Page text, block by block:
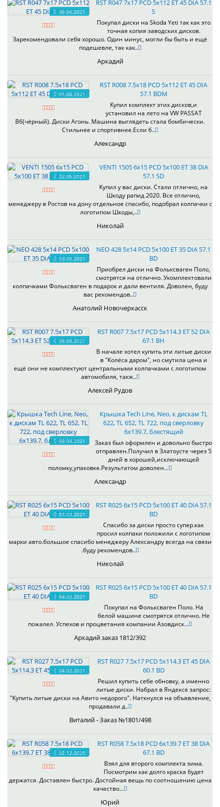
30.06.2021
RST R047 7x17 PCD 5x112 ET 45 DIA 57.1
S
Покупал диски на Skoda Yeti так как это
точная копия заводских дисков.
Зарекомендовали себя хорошо. Один минус, могли бы быть и ещё
подешевле, так как..
Аркадий
01.06.2021
RST R008 7.5x18 PCD 5x112 ET 45 DIA
57.1 BDM
Купил комплект этих дисков,и
установил на лето на VW PASSAT
B6(чёрный). Диски Агонь. Машина выглядеть стала бомбически.
Стильнее и спортивнее.Если б..
Александр
22.05.2021
VENTI 1505 6x15 PCD 5x100 ET 38 DIA
57.1 SD
Купил у вас диски. Стали отлично, на
Шкоду рапид 2020. Все отлично,
менеджеру в Ростов на дону отдельное спасибо, подобрал колпачки с
логотипом Шкоды,..
Николай
10.05.2021
NEO 428 5x14 PCD 5x100 ET 35 DIA 57.1
BD
Приобрел диски на Фольксваген Поло,
смотрятся на отлично. Укомплектовали
колпачками Фольксваген в подарок и дали вентиля. Доволен, буду
вас рекомендов..
Анатолий Новочеркасск
09.05.2021
RST R007 7.5x17 PCD 5x114.3 ET 52 DIA
67.1 BH
В начале хотел купить эти литые диски
в "Колёса даром", но смутила цена и
ещё они не комплектуют центральными колпачками с логотипом
автомобиля, такж..
Алексей Рудов
08.04.2021
Крышка Tech Line, Neo, к дискам TL
622, TL 652, TL 722, под сверловку
6х139.7, блестящий
Заказ был оформлен и довольно быстро
отправлен.Получил в Златоусте через 5
дней в хорошей,исключающей
поломку,упаковке.Результатом доволен...
Александр
01.03.2021
RST R025 6x15 PCD 5x100 ET 40 DIA 57.1
BD
Спасибо за диски просто супер.как
просил колпаки положили с логотипом
марки авто.большое спасибо менеджеру Александру всегда на связи
.буду рекомендов..
Николай
04.02.2021
RST R025 6x15 PCD 5x100 ET 40 DIA 57.1
BD
Покупал на Фольксваген Поло. На
белой машине смотрятся отлично. Не
пожалел. Успехов и процветания компании Азовдиск...
Аркадий заказ 1812/392
04.02.2021
RST R027 7.5x17 PCD 5x114.3 ET 45 DIA
60.1 BD
Решил купить себе обновку, а именно
литые диски. Набрал в Яндексе запрос:
"Купить литые диски на Авито недорого". Наткнулся на объявление,
продавали д..
Виталий - Заказ №1801/498
02.12.2020
RST R058 7.5x18 PCD 6x139.7 ET 38 DIA
67.1 BD
Взял для второго комплекта зима.
Посмотрим как долго краска будет
держатся. Доставлен быстро. Достойная вещь по соотношению цена
качество...
Юрий